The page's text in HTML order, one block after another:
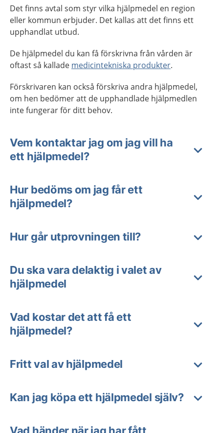
Det finns avtal som styr vilka hjälpmedel en region
eller kommun erbjuder. Det kallas att det finns ett
upphandlat utbud.
De hjälpmedel du kan få förskrivna från vården är
oftast så kallade medicintekniska produkter.
Förskrivaren kan också förskriva andra hjälpmedel,
om hen bedömer att de upphandlade hjälpmedlen
inte fungerar för ditt behov.
Vem kontaktar jag om jag vill ha
ett hjälpmedel?
Hur bedöms om jag får ett
hjälpmedel?
Hur går utprovningen till?
Du ska vara delaktig i valet av
hjälpmedel
Vad kostar det att få ett
hjälpmedel?
Fritt val av hjälpmedel
Kan jag köpa ett hjälpmedel själv?
Vad händer när jag har fått